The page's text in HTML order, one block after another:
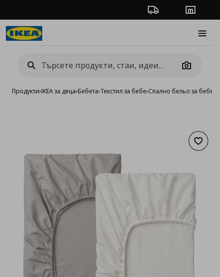
Проследяване на
Camera
Продукти›IKEA за деца›Бебета›Текстил за бебе›Спално бельо за бебета